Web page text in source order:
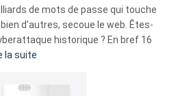
goûts
musicaux
avec
9
!
de mots de passe qui touche
d’autres, secoue le web. Êtes-
historique ? En bref 16
la suite
record